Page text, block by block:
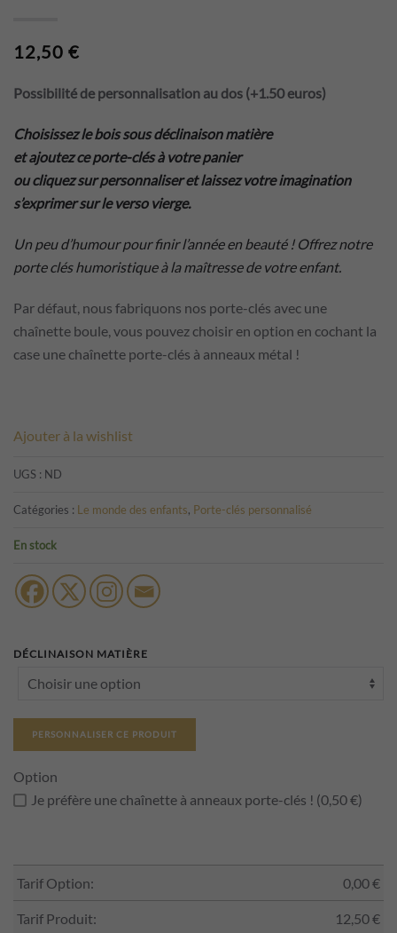
12,50 €
Possibilité de personnalisation au dos (+1.50 euros)
Choisissez le bois sous déclinaison matière
et ajoutez ce porte-clés à votre panier
ou cliquez sur personnaliser et laissez votre imagination
s’exprimer sur le verso vierge.
Un peu d’humour pour finir l’année en beauté ! Offrez notre
porte clés humoristique à la maîtresse de votre enfant.
Par défaut, nous fabriquons nos porte-clés avec une
chaînette boule, vous pouvez choisir en option en cochant la
case une chaînette porte-clés à anneaux métal !
Ajouter à la wishlist
UGS : ND
Catégories : Le monde des enfants, Porte-clés personnalisé
En stock
DÉCLINAISON MATIÈRE
PERSONNALISER CE PRODUIT
Option
Je préfère une chaînette à anneaux porte-clés ! (0,50 €)
Tarif Option: 0,00€
Tarif Produit: 12,50€